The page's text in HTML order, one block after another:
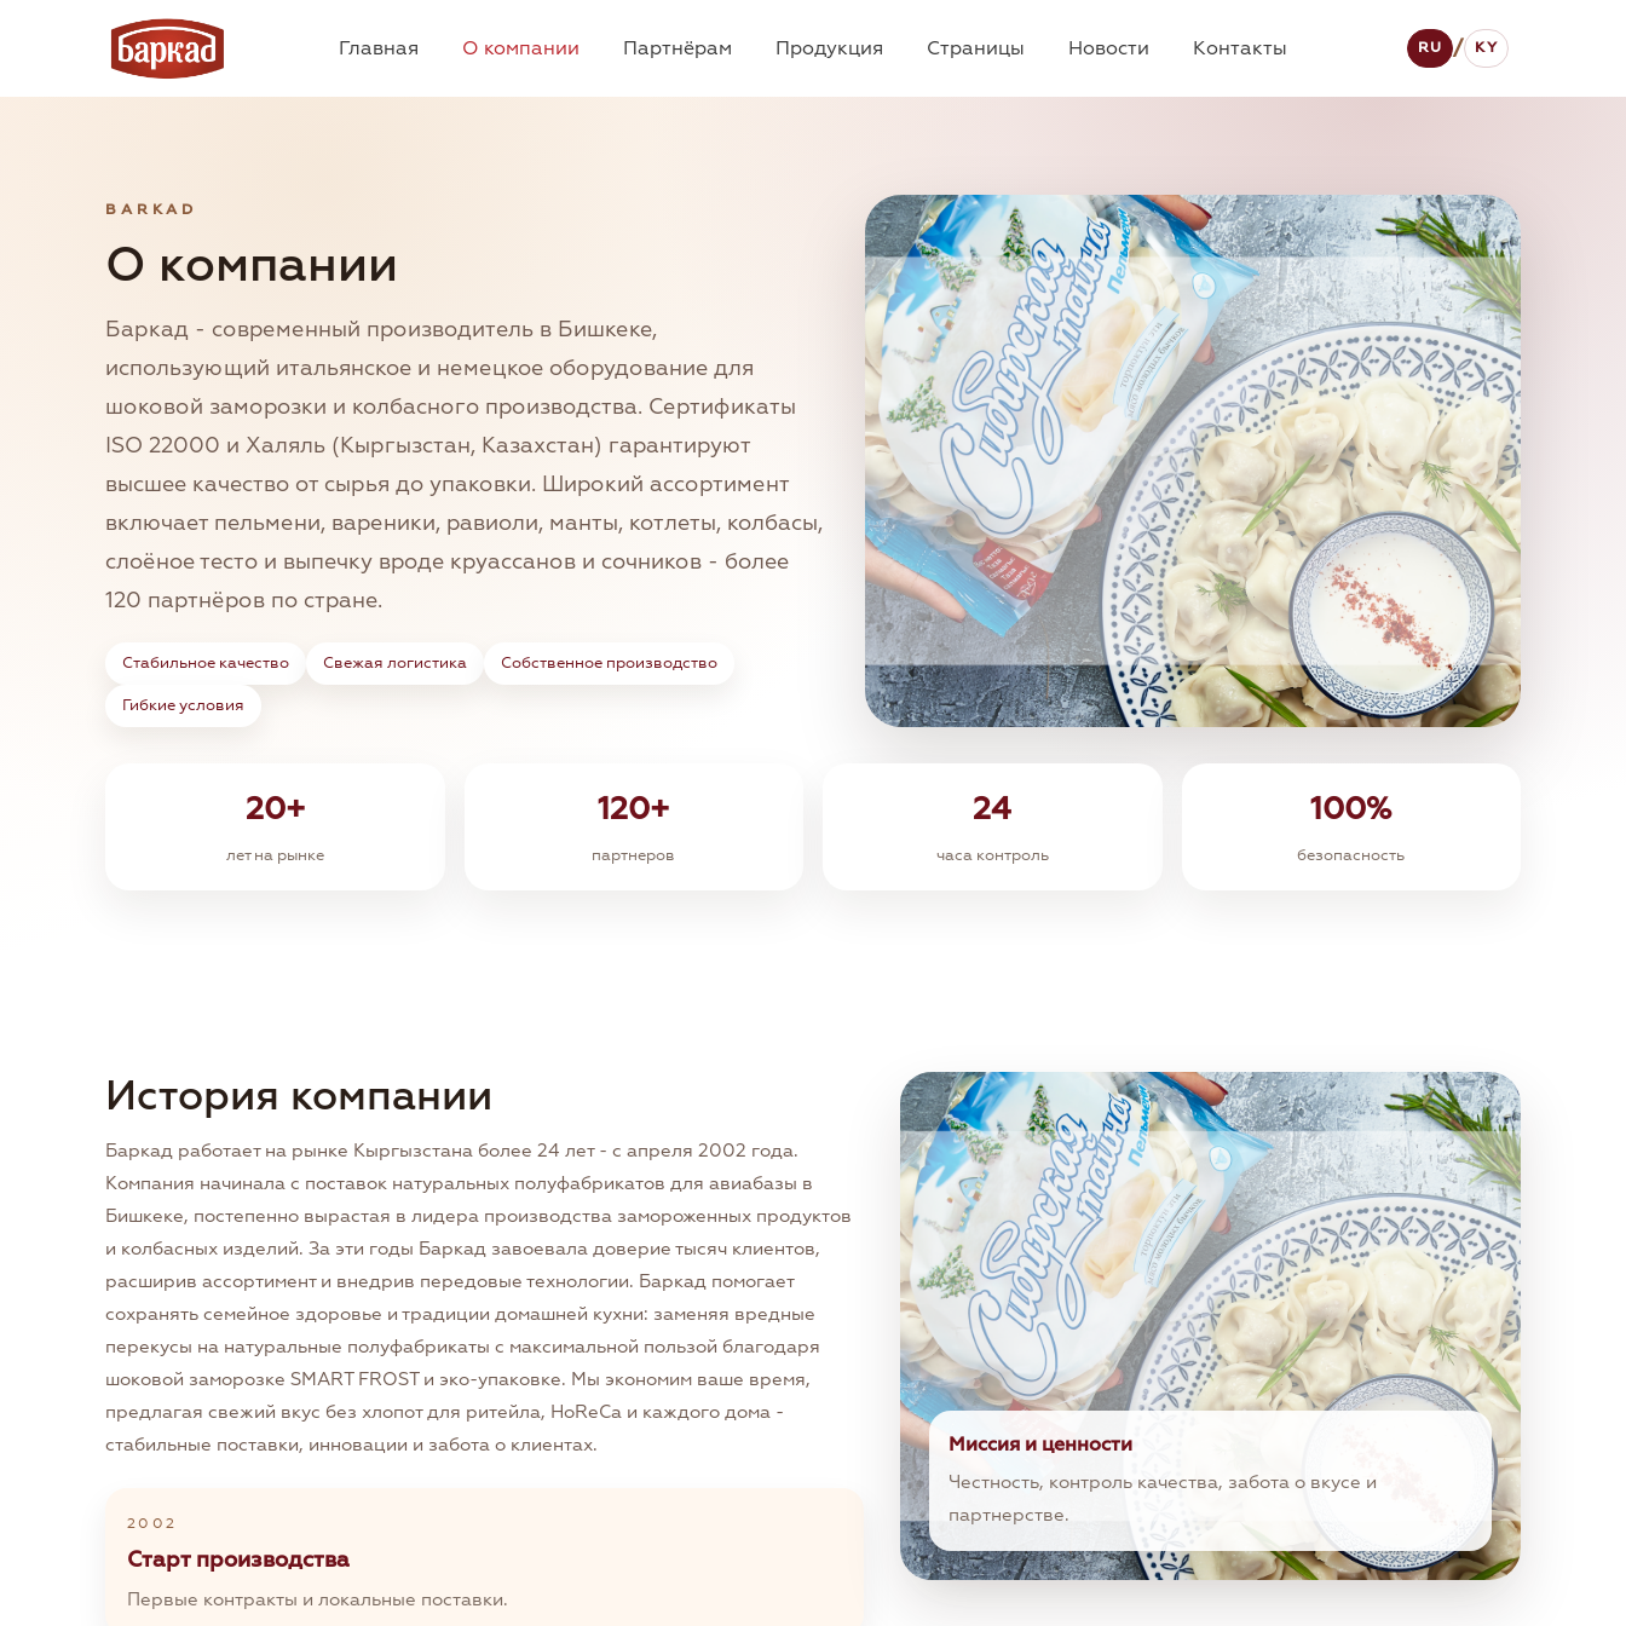
Главная О компании Партнёрам Продукция Страницы Новости Контакты RU / KY
BARKAD
О компании
Баркад - современный производитель в Бишкеке,
использующий итальянское и немецкое оборудование для
шоковой заморозки и колбасного производства. Сертификаты
ISO 22000 и Халяль (Кыргызстан, Казахстан) гарантируют
высшее качество от сырья до упаковки. Широкий ассортимент
включает пельмени, вареники, равиоли, манты, котлеты, колбасы,
слоёное тесто и выпечку вроде круассанов и сочников - более
120 партнёров по стране.
Стабильное качество Свежая логистика Собственное производство
Гибкие условия
20+
лет на рынке
120+
партнеров
24
часа контроль
100%
безопасность
История компании
Баркад работает на рынке Кыргызстана более 24 лет - с апреля 2002 года.
Компания начинала с поставок натуральных полуфабрикатов для авиабазы в
Бишкеке, постепенно вырастая в лидера производства замороженных продуктов
и колбасных изделий. За эти годы Баркад завоевала доверие тысяч клиентов,
расширив ассортимент и внедрив передовые технологии. Баркад помогает
сохранять семейное здоровье и традиции домашней кухни: заменяя вредные
перекусы на натуральные полуфабрикаты с максимальной пользой благодаря
шоковой заморозке SMART FROST и эко-упаковке. Мы экономим ваше время,
предлагая свежий вкус без хлопот для ритейла, HoReCa и каждого дома -
стабильные поставки, инновации и забота о клиентах.
2002
Старт производства
Первые контракты и локальные поставки.
Миссия и ценности
Честность, контроль качества, забота о вкусе и
партнерстве.